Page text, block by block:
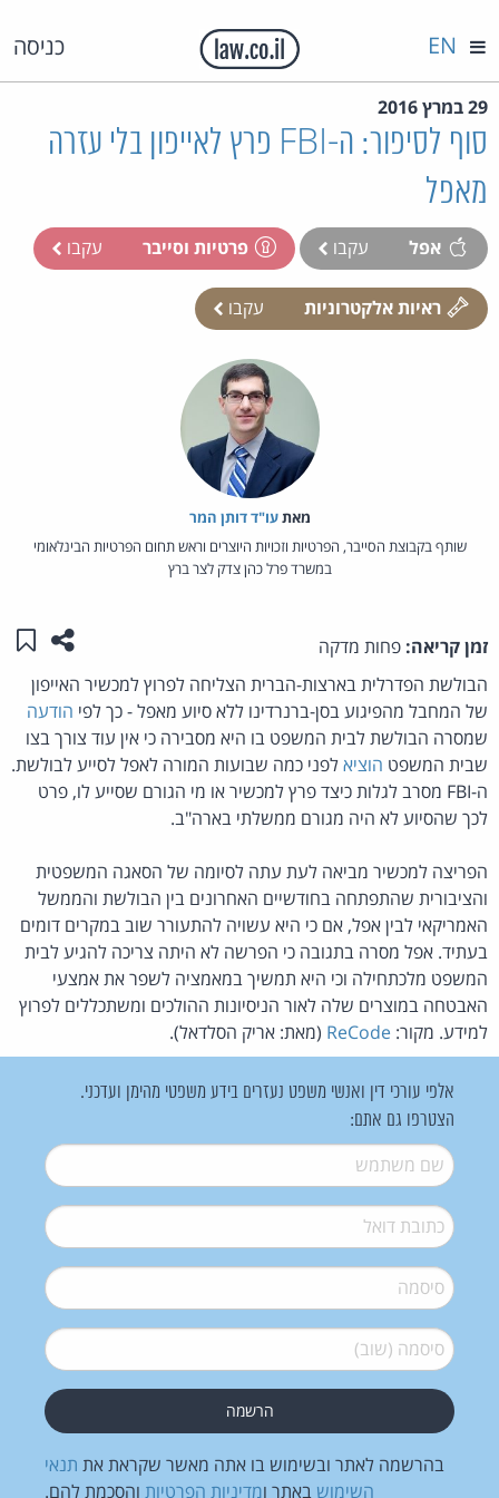
כניסה EN
29 במרץ 2016
סוף לסיפור: ה-FBI פרץ לאייפון בלי עזרה
מאפל
אפל עקבו פרטיות וסייבר עקבו
ראיות אלקטרוניות עקבו
מאת‏עו"ד דותן המר
שותף בקבוצת הסייבר, הפרטיות וזכויות היוצרים וראש תחום הפרטיות הבינלאומי
במשרד פרל כהן צדק לצר ברץ
זמן קריאה: פחות מדקה שתפו
הבולשת הפדרלית בארצות-הברית הצליחה לפרוץ למכשיר האייפון
של המחבל מהפיגוע בסן-ברנרדינו ללא סיוע מאפל - כך לפי הודעה
שמסרה הבולשת לבית המשפט בו היא מסבירה כי אין עוד צורך בצו
שבית המשפט הוציאלפני כמה שבועות המורה לאפל לסייע לבולשת.
ה-FBI מסרב לגלות כיצד פרץ למכשיר או מי הגורם שסייע לו, פרט
לכך שהסיוע לא היה מגורם ממשלתי בארה"ב.
הפריצה למכשיר מביאה לעת עתה לסיומה של הסאגה המשפטית
והציבורית שהתפתחה בחודשיים האחרונים בין הבולשת והממשל
האמריקאי לבין אפל, אם כי היא עשויה להתעורר שוב במקרים דומים
בעתיד. אפל מסרה בתגובה כי הפרשה לא היתה צריכה להגיע לבית
המשפט מלכתחילה וכי היא תמשיך במאמציה לשפר את אמצעי
האבטחה במוצרים שלה לאור הניסיונות ההולכים ומשתכללים לפרוץ
למידע. מקור: ReCode (מאת: אריק הסלדאל).
אלפי עורכי דין ואנשי משפט נעזרים בידע משפטי מהימן ועדכני.
הצטרפו גם אתם:
שם משתמש*
דואל*
סיסמה*
סיסמה (שוב)*
בהרשמה לאתר ובשימוש בו אתה מאשר שקראת את תנאי
השימוש באתר ומדיניות הפרטיות והסכמת להם.